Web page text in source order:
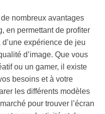
nombreux avantages
en permettant de profiter
expérience de jeu
d’image. Que vous
ou un gamer, il existe
besoins et à votre
les différents modèles
pour trouver l’écran